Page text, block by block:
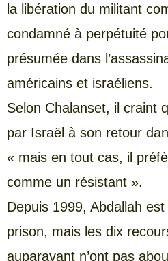
la libération du militant
condamné à perpétuité
présumée dans
américains et israéliens.
Selon Chalanset, il craint
par Israël à son retour
« mais en tout cas, il
comme un résistant ».
Depuis 1999, Abdallah
prison, mais les dix
auparavant n’ont pas